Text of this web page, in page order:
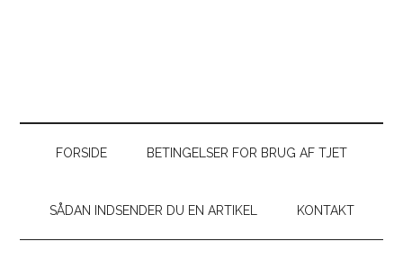
FORSIDE BETINGELSER FOR BRUG AF TJET
SÅDAN INDSENDER DU EN ARTIKEL KONTAKT